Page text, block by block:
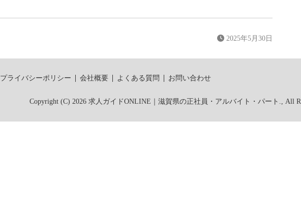
2025年5月30日
プライバシーポリシー 会社概要 よくある質問 お問い合わせ
Copyright (C) 2026 求人ガイドONLINE｜滋賀県の正社員・アルバイト・パート., All